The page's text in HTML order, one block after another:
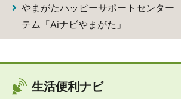
やまがたハッピーサポートセンタ
テム「Aiナビやまがた」
生活便利ナビ